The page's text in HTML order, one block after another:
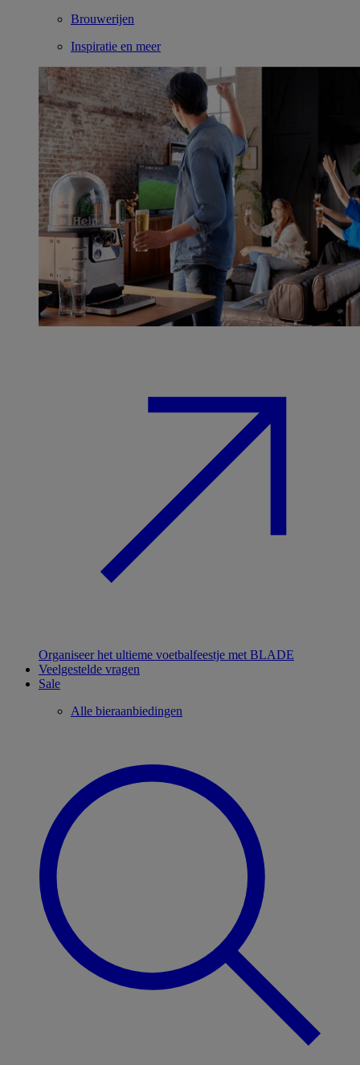
Brouwerijen
Inspiratie en meer
Organiseer het ultieme voetbalfeestje met BLADE
Veelgestelde vragen
Sale
Alle bieraanbiedingen